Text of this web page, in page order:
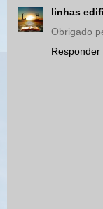
linhas
Obrigado
Responder